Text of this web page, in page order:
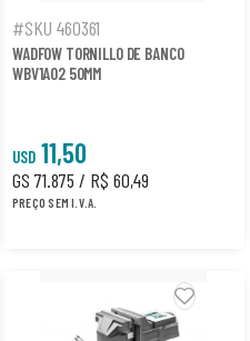
#SKU 460361
WADFOW TORNILLO DE BANCO
WBV1A02 50MM
USD 11,50
GS 71.875 / R$ 60,49
PREÇO SEM I.V.A.